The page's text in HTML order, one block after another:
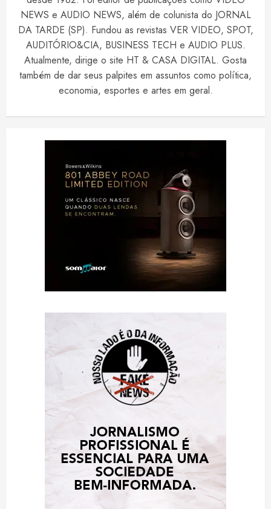
NEWS e AUDIO NEWS, além de colunista do JORNAL
DA TARDE (SP). Fundou as revistas VER VIDEO, SPOT,
AUDITÓRIO&CIA, BUSINESS TECH e AUDIO PLUS.
Atualmente, dirige o site HT & CASA DIGITAL. Gosta
também de dar seus palpites em assuntos como política,
economia, esportes e artes em geral.